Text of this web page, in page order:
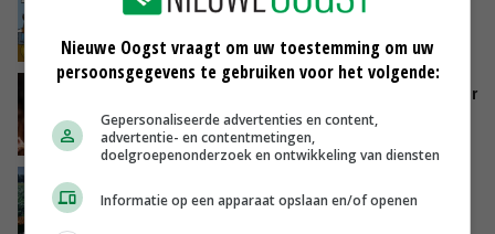
groot: Nederland in Europese top
VANDAAG, 15:33
Vlaamse varkensstapel krimpt, pluimveesector
groeit door schaalvergroting
VANDAAG, 15:20
je gelukkig van wordt’
Nieuwe Oogst vraagt om uw toestemming om uw
persoonsgegevens te gebruiken voor het volgende:
Gepersonaliseerde advertenties en content,
advertentie- en contentmetingen,
doelgroepenonderzoek en ontwikkeling van diensten
Informatie op een apparaat opslaan en/of openen